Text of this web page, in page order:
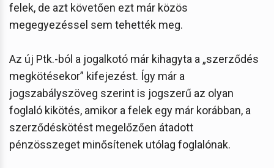
felek, de azt követően ezt már közös
megegyezéssel sem tehették meg.
Az új Ptk.-ból a jogalkotó már kihagyta a „szerződés
megkötésekor” kifejezést. Így már a
jogszabályszöveg szerint is jogszerű az olyan
foglaló kikötés, amikor a felek egy már korábban, a
szerződéskötést megelőzően átadott
pénzösszeget minősítenek utólag foglalónak.